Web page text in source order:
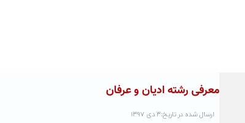
معرفی رشته ادیان‌ و عرفان
ارسال شده در تاریخ:۳ دی ۱۳۹۷